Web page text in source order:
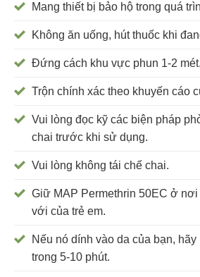
Mang thiết bị bảo hộ trong quá
Không ăn uống, hút thuốc khi
Đứng cách khu vực phun 1-2 mét.
Trộn chính xác theo khuyến cáo
Vui lòng đọc kỹ các biện pháp
chai trước khi sử dụng.
Vui lòng không tái chế chai.
Giữ MAP Permethrin 50EC ở nơi
với của trẻ em.
Nếu nó dính vào da của bạn,
trong 5-10 phút.